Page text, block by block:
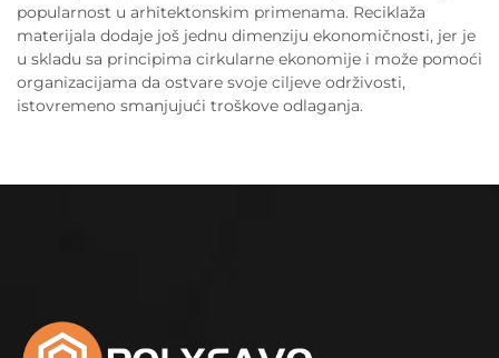
popularnost u arhitektonskim primenama. Reciklaža
materijala dodaje još jednu dimenziju ekonomičnosti, jer je
u skladu sa principima cirkularne ekonomije i može pomoći
organizacijama da ostvare svoje ciljeve održivosti,
istovremeno smanjujući troškove odlaganja.